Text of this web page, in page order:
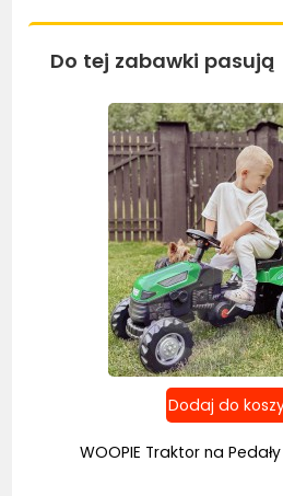
Do tej zabawki pasują
WOOPIE Traktor na